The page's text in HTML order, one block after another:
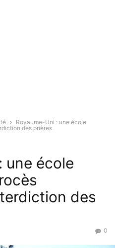
Royaume-Uni : une école
des prières
une école
des
0